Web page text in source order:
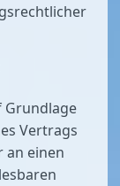
Grundlage
Vertrags
an einen